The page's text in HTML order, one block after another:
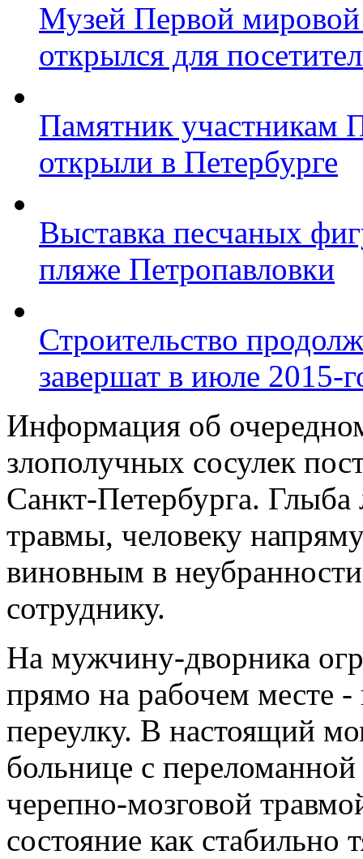
Музей Первой
открылся для
Памятник участникам
открыли в Петербурге
Выставка песчаных
пляже Петропавловки
Строительство
завершат в июле 2015-
Информация об
злополучных сосулек
Санкт-Петербурга. Глыба
травмы, человеку
виновным в
сотруднику.
На мужчину-дворника
прямо на рабочем месте
переулку. В настоящий
больнице с
черепно-мозговой
состояние как стабильно